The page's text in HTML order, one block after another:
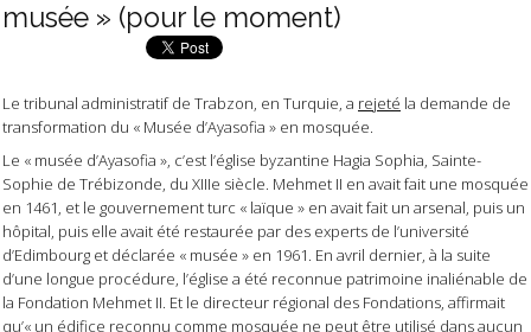
musée » (pour le moment)
Le tribunal administratif de Trabzon, en Turquie, a rejeté la demande de
transformation du « Musée d’Ayasofia » en mosquée.
Le « musée d’Ayasofia », c’est l’église byzantine Hagia Sophia, Sainte-
Sophie de Trébizonde, du XIIIe siècle. Mehmet II en avait fait une mosquée
en 1461, et le gouvernement turc « laïque » en avait fait un arsenal, puis un
hôpital, puis elle avait été restaurée par des experts de l’université
d’Edimbourg et déclarée « musée » en 1961. En avril dernier, à la suite
d’une longue procédure, l’église a été reconnue patrimoine inaliénable de
la Fondation Mehmet II. Et le directeur régional des Fondations, affirmait
qu’« un édifice reconnu comme mosquée ne peut être utilisé dans aucun